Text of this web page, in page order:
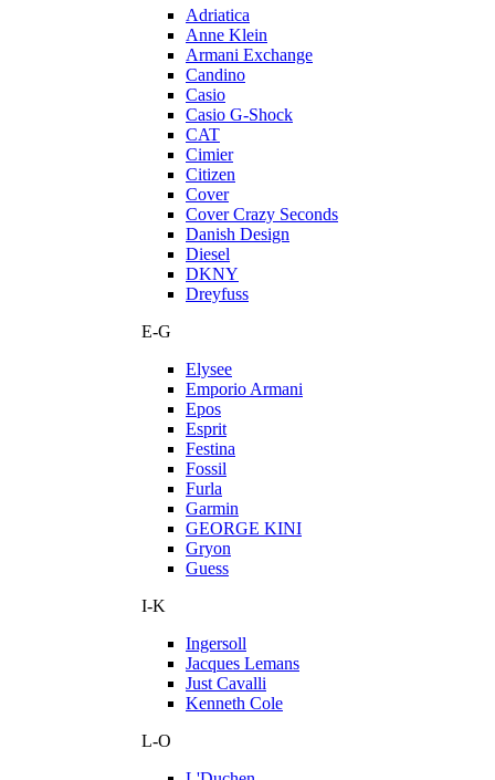
Adriatica
Anne Klein
Armani Exchange
Candino
Casio
Casio G-Shock
CAT
Cimier
Citizen
Cover
Cover Crazy Seconds
Danish Design
Diesel
DKNY
Dreyfuss
E-G
Elysee
Emporio Armani
Epos
Esprit
Festina
Fossil
Furla
Garmin
GEORGE KINI
Gryon
Guess
I-K
Ingersoll
Jacques Lemans
Just Cavalli
Kenneth Cole
L-O